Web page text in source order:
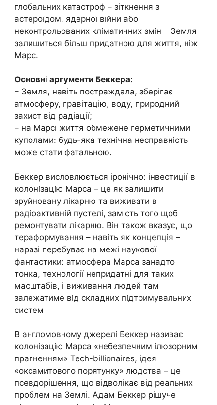
глобальних катастроф – зіткнення з
астероїдом, ядерної війни або
неконтрольованих кліматичних змін – Земля
залишиться більш придатною для життя, ніж
Марс.
Основні аргументи Беккера:
– Земля, навіть постраждала, зберігає
атмосферу, гравітацію, воду, природний
захист від радіації;
– на Марсі життя обмежене герметичними
куполами: будь-яка технічна несправність
може стати фатальною.
Беккер висловлюється іронічно: інвестиції в
колонізацію Марса – це як залишити
зруйновану лікарню та виживати в
радіоактивній пустелі, замість того щоб
ремонтувати лікарню. Він також вказує, що
тераформування – навіть як концепція –
наразі перебуває на межі наукової
фантастики: атмосфера Марса занадто
тонка, технології непридатні для таких
масштабів, і виживання людей там
залежатиме від складних підтримувальних
систем
В англомовному джерелі Беккер називає
колонізацію Марса «небезпечним ілюзорним
прагненням» Tech-billionaires, ідея
«оксамитового порятунку» людства – це
псевдорішення, що відволікає від реальних
проблем на Землі. Адам Беккер рішуче